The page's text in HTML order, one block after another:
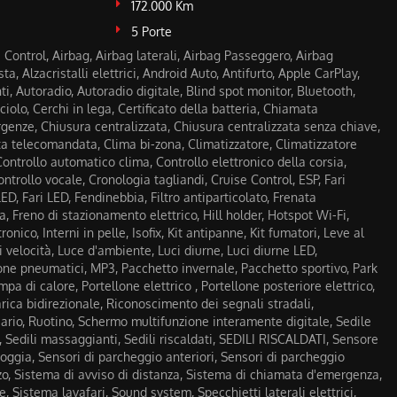
172.000 Km
5 Porte
Control, Airbag, Airbag laterali, Airbag Passeggero, Airbag
Alzacristalli elettrici, Android Auto, Antifurto, Apple CarPlay,
Autoradio, Autoradio digitale, Blind spot monitor, Bluetooth,
Cerchi in lega, Certificato della batteria, Chiamata
Chiusura centralizzata, Chiusura centralizzata senza chiave,
telecomandata, Clima bi-zona, Climatizzatore, Climatizzatore
automatico clima, Controllo elettronico della corsia,
vocale, Cronologia tagliandi, Cruise Control, ESP, Fari
Fari LED, Fendinebbia, Filtro antiparticolato, Frenata
Freno di stazionamento elettrico, Hill holder, Hotspot Wi-Fi,
Interni in pelle, Isofix, Kit antipanne, Kit fumatori, Leve al
Luce d'ambiente, Luci diurne, Luci diurne LED,
pneumatici, MP3, Pacchetto invernale, Pacchetto sportivo, Park
di calore, Portellone elettrico , Portellone posteriore elettrico,
bidirezionale, Riconoscimento dei segnali stradali,
Ruotino, Schermo multifunzione interamente digitale, Sedile
massaggianti, Sedili riscaldati, SEDILI RISCALDATI, Sensore
Sensori di parcheggio anteriori, Sensori di parcheggio
Sistema di avviso di distanza, Sistema di chiamata d'emergenza,
Sistema lavafari, Sound system, Specchietti laterali elettrici,